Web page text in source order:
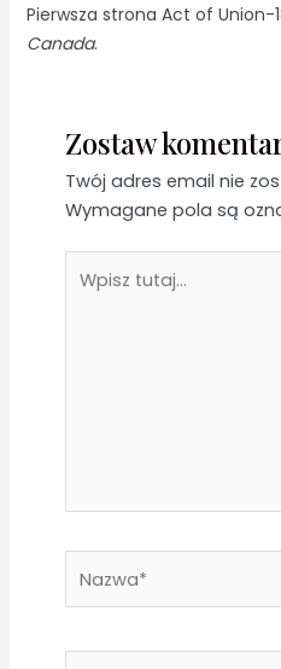
Pierwsza strona Act of Union-
Canada.
Zostaw
Twój adres email nie
Wymagane pola są
tutaj...